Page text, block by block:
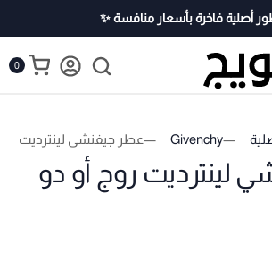
0
Givenchy عطر جيفنشي لينترديت
لينترديت روج أو دو